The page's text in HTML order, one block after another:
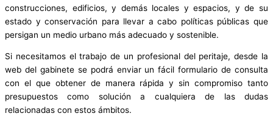
construcciones, edificios, y demás locales y espacios, y de su
estado y conservación para llevar a cabo políticas públicas que
persigan un medio urbano más adecuado y sostenible.
Si necesitamos el trabajo de un profesional del peritaje, desde la
web del gabinete se podrá enviar un fácil formulario de consulta
con el que obtener de manera rápida y sin compromiso tanto
presupuestos como solución a cualquiera de las dudas
relacionadas con estos ámbitos.